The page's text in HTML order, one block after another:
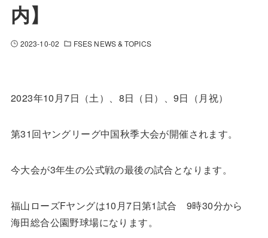
内】
2023-10-02 FSES NEWS & TOPICS
2023年10月7日（土）、8日（日）、9日（月祝）
第31回ヤングリーグ中国秋季大会が開催されます。
今大会が3年生の公式戦の最後の試合となります。
福山ローズFヤングは10月7日第1試合 9時30分から
海田総合公園野球場になります。